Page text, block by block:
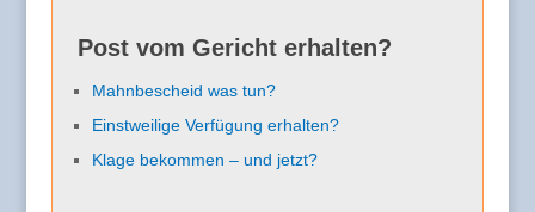
Post vom Gericht erhalten?
Mahnbescheid was tun?
Einstweilige Verfügung erhalten?
Klage bekommen – und jetzt?